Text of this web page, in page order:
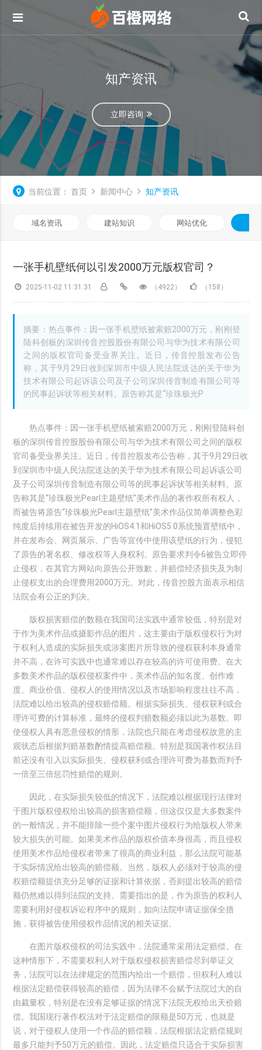
知产资讯
立即咨询
当前位置： 首页 新闻中心 知产资讯
域名资讯 建站知识 网站优化
一张手机壁纸何以引发2000万元版权官司？
2025-11-02 11:31:31 （4922） （158）
摘要：热点事件：因一张手机壁纸被索赔2000万元，刚刚登
陆科创板的深圳传音控股股份有限公司与华为技术有限公司
之间的版权官司备受业界关注。近日，传音控股发布公告
称，其于9月29日收到深圳市中级人民法院送达的关于华为
技术有限公司起诉该公司及子公司深圳传音制造有限公司等
的民事起诉状等相关材料。原告称其是“珍珠极光P
热点事件：因一张手机壁纸被索赔2000万元，刚刚登陆科创
板的深圳传音控股股份有限公司与华为技术有限公司之间的版权
官司备受业界关注。近日，传音控股发布公告称，其于9月29日收
到深圳市中级人民法院送达的关于华为技术有限公司起诉该公司
及子公司深圳传音制造有限公司等的民事起诉状等相关材料。原
告称其是“珍珠极光Pearl主题壁纸”美术作品的著作权所有权人，
而被告将原告“珍珠极光Pearl主题壁纸”美术作品仅简单调整色彩
纯度后持续用在被告开发的HiOS4.1和HiOS5.0系统预置壁纸中，
并在发布会、网页展示、广告等宣传中使用该壁纸的行为，侵犯
了原告的署名权、修改权等人身权利。原告要求判令6被告立即停
止侵权，在其官方网站向原告公开致歉，并赔偿经济损失及为制
止侵权支出的合理费用2000万元。对此，传音控股方面表示相信
法院会有公正的判决。
版权损害赔偿的数额在我国司法实践中通常较低，特别是对
于作为美术作品或摄影作品的图片，这主要由于版权侵权行为对
于权利人造成的实际损失或涉案图片所导致的侵权获利本身通常
并不高，在许可实践中也通常难以存在较高的许可使用费。在大
多数美术作品的版权侵权案件中，美术作品的知名度、创作难
度、商业价值、侵权人的使用情况以及市场影响程度往往不高，
法院难以给出较高的侵权赔偿额。根据实际损失、侵权获利或合
理许可费的计算标准，最终的侵权判赔数额必须以此为基数。即
使侵权人具有恶意侵权的情形，法院也只能在考虑侵权故意的主
观状态后根据判赔基数酌情提高赔偿额。特别是我国著作权法目
前还没有引入以实际损失、侵权获利或合理许可费为基数而判予
一倍至三倍惩罚性赔偿的规则。
因此，在实际损失较低的情况下，法院难以根据现行法律对
于图片版权侵权给出较高的损害赔偿额，但这仅仅是大多数案件
的一般情况，并不能排除一些个案中图片侵权行为给版权人带来
较大损失的可能。如果美术作品的版权价值本身很高，而且侵权
使用美术作品给侵权者带来了很高的商业利益，那么法院可能基
于实际情况给出较高的赔偿额。当然，版权人必须对于较高的侵
权赔偿额提供充分足够的证据和计算依据，否则提出较高的赔偿
额仍然难以得到法院的支持。需要指出的是，作为原告的权利人
需要利用好侵权诉讼程序中的规则，如向法院申请证据保全措
施，获得被告使用侵权作品情况的相关证据。
在图片版权侵权的司法实践中，法院通常采用法定赔偿。在
这种情形下，不需要权利人对于版权侵权损害赔偿尽到举证义
务，法院可以在法律规定的范围内给出一个赔偿，但权利人难以
根据法定赔偿获得较高的赔偿，因为法律不会赋予法院过大的自
由裁量权，特别是在没有足够证据的情况下法院无权给出天价赔
偿。我国现行著作权法对于法定赔偿的限额是50万元，也就是
说，对于侵权人使用一个作品的赔偿额，法院根据法定赔偿规则
最多只能判予50万元的赔偿。因此，法定赔偿只适合于实际损害